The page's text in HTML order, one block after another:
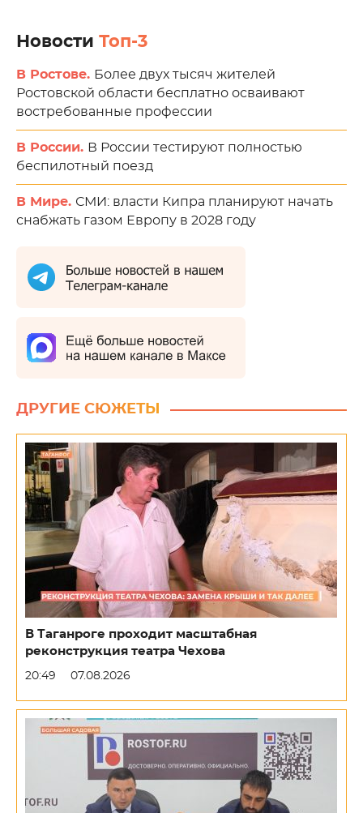
Новости Топ-3
В Ростове. Более двух тысяч жителей
Ростовской области бесплатно осваивают
востребованные профессии
В России. В России тестируют полностью
беспилотный поезд
В Мире. СМИ: власти Кипра планируют начать
снабжать газом Европу в 2028 году
ДРУГИЕ СЮЖЕТЫ
В Таганроге проходит масштабная
реконструкция театра Чехова
20:49 07.08.2026